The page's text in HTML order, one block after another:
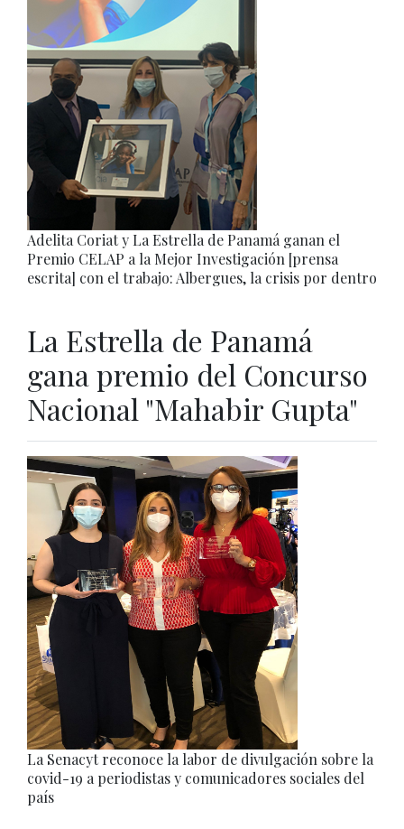
Adelita Coriat y La Estrella de Panamá ganan el
Premio CELAP a la Mejor Investigación [prensa
escrita] con el trabajo: Albergues, la crisis por dentro
La Estrella de Panamá
gana premio del Concurso
Nacional "Mahabir Gupta"
La Senacyt reconoce la labor de divulgación sobre la
covid-19 a periodistas y comunicadores sociales del
país